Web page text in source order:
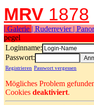
MRV 1878
| Galerie | Ruderrevier |
pegel
Loginname:
Passwort:
Registrieren Passwort vergessen
Mögliches Problem
Cookies deaktiviert.